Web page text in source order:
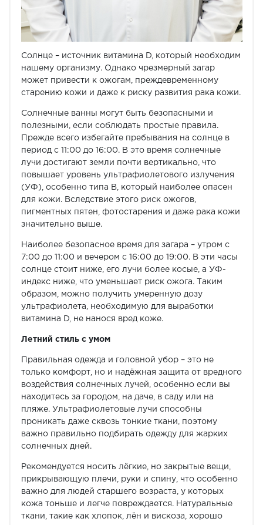
Солнце – источник витамина D, который необходим
нашему организму. Однако чрезмерный загар
может привести к ожогам, преждевременному
старению кожи и даже к риску развития рака кожи.
Солнечные ванны могут быть безопасными и
полезными, если соблюдать простые правила.
Прежде всего избегайте пребывания на солнце в
период с 11:00 до 16:00. В это время солнечные
лучи достигают земли почти вертикально, что
повышает уровень ультрафиолетового излучения
(УФ), особенно типа B, который наиболее опасен
для кожи. Вследствие этого риск ожогов,
пигментных пятен, фотостарения и даже рака кожи
значительно выше.
Наиболее безопасное время для загара – утром с
7:00 до 11:00 и вечером с 16:00 до 19:00. В эти часы
солнце стоит ниже, его лучи более косые, а УФ-
индекс ниже, что уменьшает риск ожога. Таким
образом, можно получить умеренную дозу
ультрафиолета, необходимую для выработки
витамина D, не нанося вред коже.
Летний стиль с умом
Правильная одежда и головной убор – это не
только комфорт, но и надёжная защита от вредного
воздействия солнечных лучей, особенно если вы
находитесь за городом, на даче, в саду или на
пляже. Ультрафиолетовые лучи способны
проникать даже сквозь тонкие ткани, поэтому
важно правильно подбирать одежду для жарких
солнечных дней.
Рекомендуется носить лёгкие, но закрытые вещи,
прикрывающую плечи, руки и спину, что особенно
важно для людей старшего возраста, у которых
кожа тоньше и легче повреждается. Натуральные
ткани, такие как хлопок, лён и вискоза, хорошо